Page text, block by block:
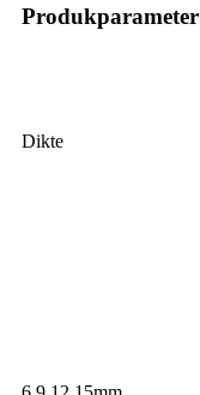
Produkparameter
Dikte